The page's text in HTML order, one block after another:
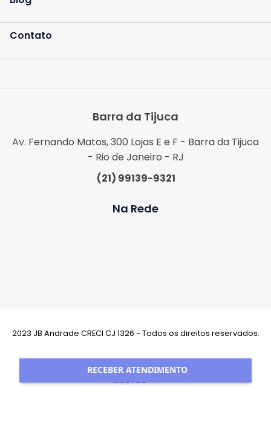
RECEBER ATENDIMENTO
Contato
Barra da Tijuca
Av. Fernando Matos, 300 Lojas E e F - Barra da Tijuca
- Rio de Janeiro - RJ
(21) 99139-9321
Na Rede
2023 JB Andrade CRECI CJ 1326 - Todos os direitos reservados.